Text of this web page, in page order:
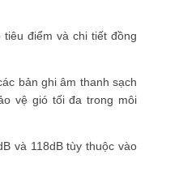
điểm và chi tiết đồng
bản ghi âm thanh sạch
vệ gió tối đa trong môi
và 118dB tùy thuộc vào